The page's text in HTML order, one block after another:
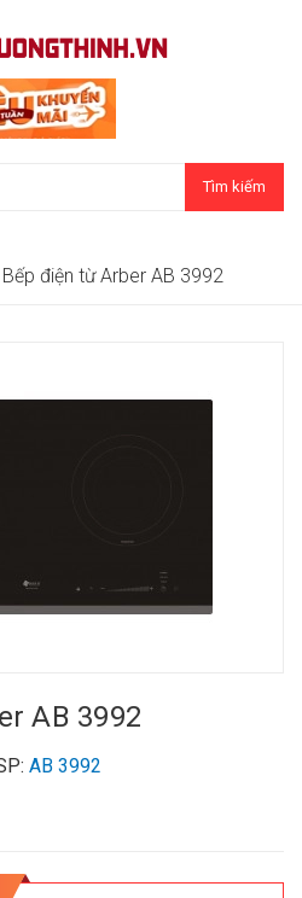
Tìm kiếm
Bếp điện từ Arber AB 3992
AB 3992
AB 3992